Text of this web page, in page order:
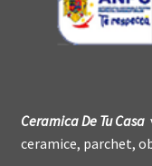
Ceramica DeTu Casa
ceramice, parchet,